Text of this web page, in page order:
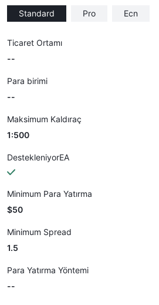
Standard Pro Ecn
Ticaret Ortamı
--
Para birimi
--
Maksimum Kaldıraç
1:500
DestekleniyorEA
Minimum Para Yatırma
$50
Minimum Spread
1.5
Para Yatırma Yöntemi
--